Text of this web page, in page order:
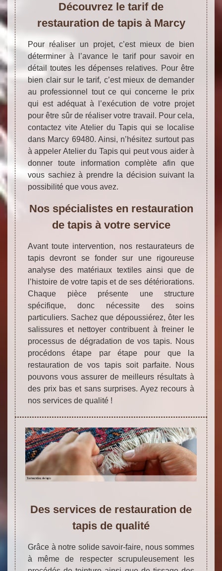
Découvrez le tarif de
restauration de tapis à Marcy
Pour réaliser un projet, c’est mieux de bien
déterminer à l’avance le tarif pour savoir en
détail toutes les dépenses relatives. Pour être
bien clair sur le tarif, c’est mieux de demander
au professionnel tout ce qui concerne le prix
qui est adéquat à l’exécution de votre projet
pour être sûr de réaliser votre travail. Pour cela,
contactez vite Atelier du Tapis qui se localise
dans Marcy 69480. Ainsi, n’hésitez surtout pas
à appeler Atelier du Tapis qui peut vous aider à
donner toute information complète afin que
vous sachiez à prendre la décision suivant la
possibilité que vous avez.
Nos spécialistes en restauration
de tapis à votre service
Avant toute intervention, nos restaurateurs de
tapis devront se fonder sur une rigoureuse
analyse des matériaux textiles ainsi que de
l’histoire de votre tapis et de ses détériorations.
Chaque pièce présente une structure
spécifique, donc nécessite des soins
particuliers. Sachez que dépoussiérez, ôter les
salissures et nettoyer contribuent à freiner le
processus de dégradation de vos tapis. Nous
procédons étape par étape pour que la
restauration de vos tapis soit parfaite. Nous
pouvons vous assurer de meilleurs résultats à
des prix bas et sans surprises. Ayez recours à
nos services de qualité !
Des services de restauration de
tapis de qualité
Grâce à notre solide savoir-faire, nous sommes
à même de respecter scrupuleusement les